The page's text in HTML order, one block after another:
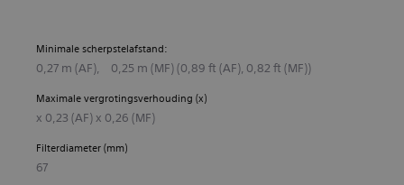
Minimale scherpstelafstand:
0,27 m (AF), 0,25 m (MF) (0,89 ft (AF), 0,82 ft (MF))
Maximale vergrotingsverhouding (x)
x 0,23 (AF) x 0,26 (MF)
Filterdiameter (mm)
67